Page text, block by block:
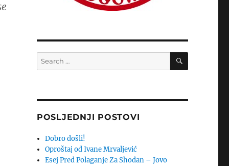
Search
for:
SEARCH
POSLJEDNJI POSTOVI
Dobro došli!
Oproštaj od Ivane Mrvaljević
Esej Pred Polaganje Za Shodan – Jovo